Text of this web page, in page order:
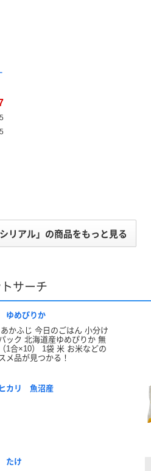
リアル」の商品をもっと見る
サーチ
ゆめぴりか
かふじ 今日のごはん 小分け
ック 北海道産ゆめぴりか 無
1合×10） 1袋 米 お米などの
メ品が見つかる！
カリ 魚沼産
たけ